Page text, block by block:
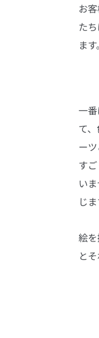
お
た
ま
一
て
ー
す
い
じま
絵
と